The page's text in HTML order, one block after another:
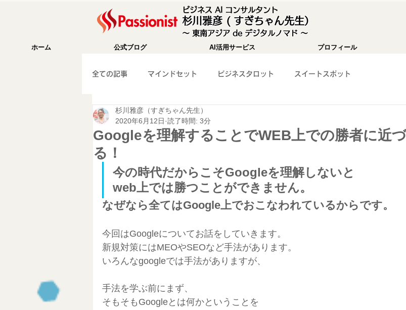
ビジネス AI コンサルタント
杉川雅彦 ( すぎちゃん先生）
〜 東南アジア de デジタルノマド 〜
ホーム 公式ブログ AI活用サービス プロフィール
全ての記事 マインドセット ビジネスタロット スイートスポット
成功法則 海外移住
WEB集客
マーケティング 旅行記 チャレンジ１００ Passionist育成コミュニティ
Clubhouse セルフブランディング 0からの自分メディア
Googleを理解することでWEB上での勝者に近
る！
杉川雅彦（すぎちゃん先生）
2020年6月12日 読了時間: 3分
今の時代だからこそGoogleを理解しないと
web上では勝つことができません。
なぜなら全てはGoogle上でおこなわれているからです。
今回はGoogleについてお話をしていきます。
新規対策にはMEOやSEOなど手法があります。
いろんなgoogleでは手法がありますが、
手法を学ぶ前にまず、
そもそもGoogleとは何かということを